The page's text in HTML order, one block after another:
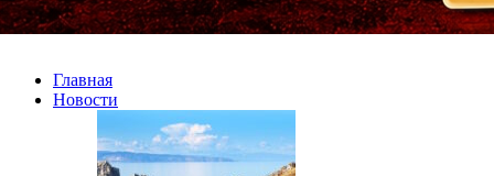
Главная
Новости